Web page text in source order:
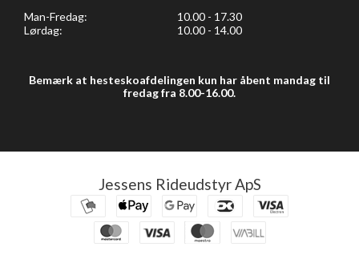
Man-Fredag:
10.00 - 17.30
Lørdag:
10.00 - 14.00
Bemærk at hesteskoafdelingen kun har åbent mandag til
fredag fra 8.00-16.00.
Jessens Rideudstyr ApS